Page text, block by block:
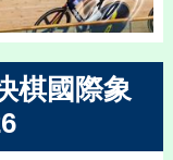
棋國際象